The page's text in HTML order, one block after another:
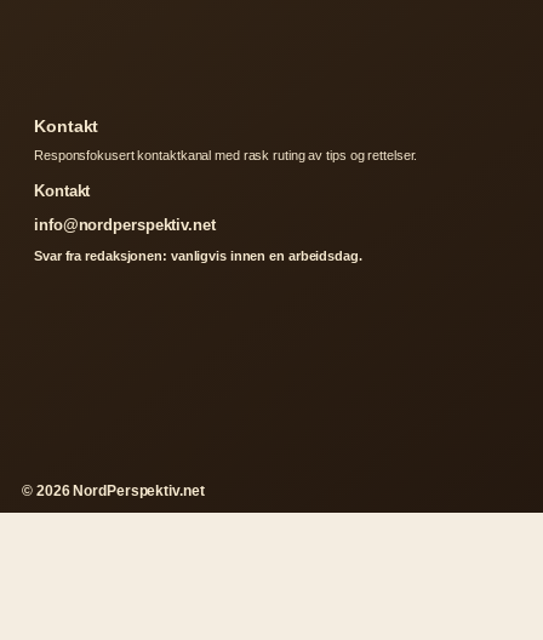
Kontakt
Responsfokusert kontaktkanal med rask ruting av tips og rettelser.
Kontakt
info@nordperspektiv.net
Svar fra redaksjonen: vanligvis innen en arbeidsdag.
© 2026 NordPerspektiv.net